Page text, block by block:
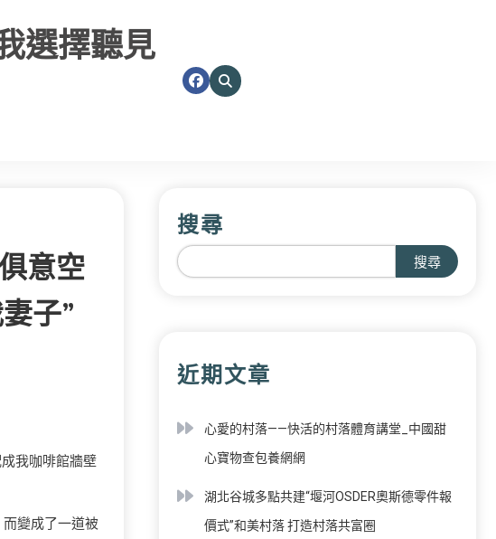
選擇聽見
意空
子”
我咖啡館牆壁
變成了一道被
搜尋
搜尋
近期文章
心愛的村落——快活的村落體育講堂_中國甜
心寶物查包養網網
湖北谷城多點共建“堰河OSDER奧斯德零件報
價式”和美村落 打造村落共富圈